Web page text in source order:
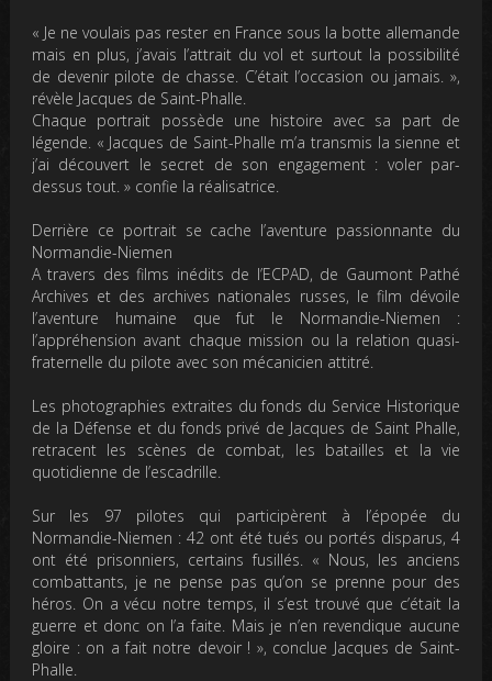
« Je ne voulais pas rester en France sous la botte allemande
mais en plus, j’avais l’attrait du vol et surtout la possibilité
de devenir pilote de chasse. C’était l’occasion ou jamais. »,
révèle Jacques de Saint-Phalle.
Chaque portrait possède une histoire avec sa part de
légende. « Jacques de Saint-Phalle m’a transmis la sienne et
j’ai découvert le secret de son engagement : voler par-
dessus tout. » confie la réalisatrice.
Derrière ce portrait se cache l’aventure passionnante du
Normandie-Niemen
A travers des films inédits de l’ECPAD, de Gaumont Pathé
Archives et des archives nationales russes, le film dévoile
l’aventure humaine que fut le Normandie-Niemen :
l’appréhension avant chaque mission ou la relation quasi-
fraternelle du pilote avec son mécanicien attitré.
Les photographies extraites du fonds du Service Historique
de la Défense et du fonds privé de Jacques de Saint Phalle,
retracent les scènes de combat, les batailles et la vie
quotidienne de l’escadrille.
Sur les 97 pilotes qui participèrent à l’épopée du
Normandie-Niemen : 42 ont été tués ou portés disparus, 4
ont été prisonniers, certains fusillés. « Nous, les anciens
combattants, je ne pense pas qu’on se prenne pour des
héros. On a vécu notre temps, il s’est trouvé que c’était la
guerre et donc on l’a faite. Mais je n’en revendique aucune
gloire : on a fait notre devoir ! », conclue Jacques de Saint-
Phalle.